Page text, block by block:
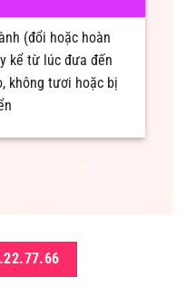
(đổi hoặc hoàn
kể từ lúc đưa đến
không tươi hoặc bị